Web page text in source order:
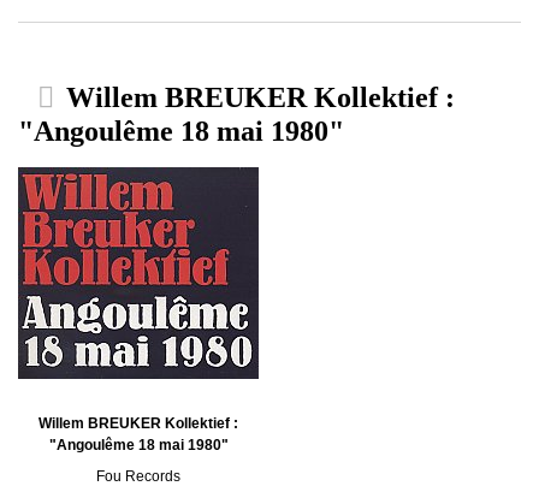
Willem BREUKER Kollektief :
"Angoulême 18 mai 1980"
Willem BREUKER Kollektief :
"Angoulême 18 mai 1980"
Fou Records